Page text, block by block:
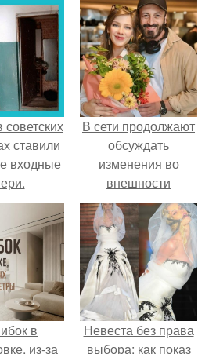
ставили
входные
В сети продолжают
обсуждать
изменения во
внешности
актрисы.
в
из-за
Невеста без права
выбора: как показ